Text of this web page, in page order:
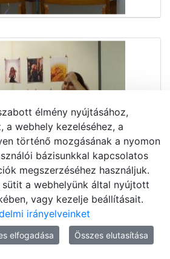
élmény nyújtásához,
a webhely kezeléséhez, a
történő mozgásának a nyomon
bázisunkkal kapcsolatos
megszerzéséhez használjuk.
sütit a webhelyünk által nyújtott
vagy kezelje beállításait.
irányelveinket
elfogadása Összes elutasítása